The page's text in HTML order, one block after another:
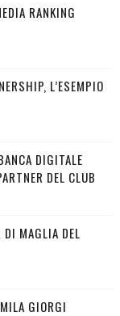
RANKING
L’ESEMPIO
DIGITALE
DEL CLUB
DI MAGLIA DEL
GIORGI